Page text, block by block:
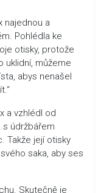
najednou a
Pohlédla ke
otisky, protože
uklidní, můžeme
abys nenašel
a vzhlédl od
s údržbářem
Takže její otisky
saka, aby ses
Skutečně je